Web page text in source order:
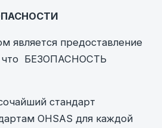
является предоставление
что БЕЗОПАСНОСТЬ
стандарт
OHSAS для каждой